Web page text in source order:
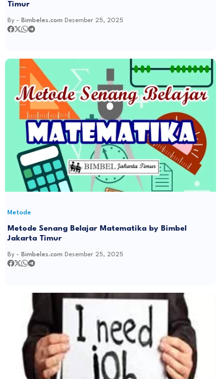
Timur
By - Bimbeles.com Desember 25, 2025
Metode
Metode Senang Belajar Matematika by Bimbel
Jakarta Timur
By - Bimbeles.com Desember 25, 2025